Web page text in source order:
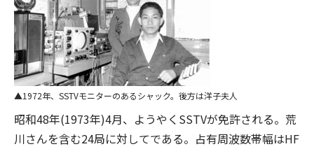
1972年、SSTVモニターのあるシャック。後方は洋子夫人
昭和48年(1973年)4月、ようやくSSTVが免許される。荒
川さんを含む24局に対してである。占有周波数帯幅はHF